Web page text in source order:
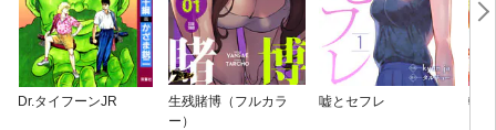
Dr.タイフーンJR
生残賭博（フルカラ
ー）
嘘とセフレ
転